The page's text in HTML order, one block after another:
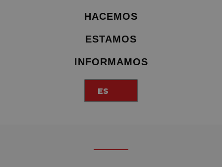
HACEMOS
ESTAMOS
INFORMAMOS
ES